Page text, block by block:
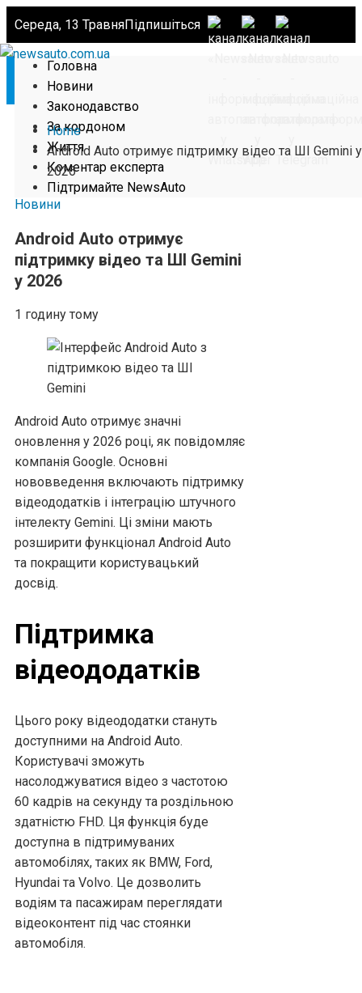
Середа, 13 ТравняПідпишіться
Головна
Новини
Законодавство
За кордоном
Життя
Коментар експерта
Підтримайте NewsAuto
Home
Android Auto отримує підтримку відео та ШІ Gemini у
2026
Новини
Android Auto отримує
підтримку відео та ШІ Gemini
у 2026
1 годину тому
Android Auto отримує значні
оновлення у 2026 році, як повідомляє
компанія Google. Основні
нововведення включають підтримку
відеододатків і інтеграцію штучного
інтелекту Gemini. Ці зміни мають
розширити функціонал Android Auto
та покращити користувацький
досвід.
Підтримка
відеододатків
Цього року відеододатки стануть
доступними на Android Auto.
Користувачі зможуть
насолоджуватися відео з частотою
60 кадрів на секунду та роздільною
здатністю FHD. Ця функція буде
доступна в підтримуваних
автомобілях, таких як BMW, Ford,
Hyundai та Volvo. Це дозволить
водіям та пасажирам переглядати
відеоконтент під час стоянки
автомобіля.